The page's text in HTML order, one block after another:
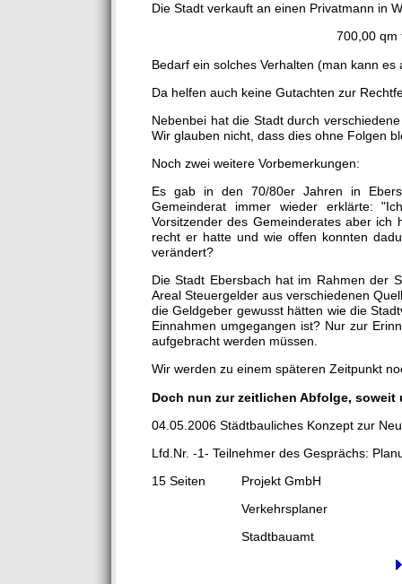
Die Stadt verkauft an einen Privatmann in
700,00 qm
Bedarf ein solches Verhalten (man kann
Da helfen auch keine Gutachten zur
Nebenbei hat die Stadt durch
Wir glauben nicht, dass dies ohne Folgen
Noch zwei weitere Vorbemerkungen:
Es gab in den 70/80er Jahren in
Gemeinderat immer wieder erklärte:
Vorsitzender des Gemeinderates aber
recht er hatte und wie offen konnten
verändert?
Die Stadt Ebersbach hat im Rahmen der
Areal Steuergelder aus verschiedenen
die Geldgeber gewusst hätten wie die
Einnahmen umgegangen ist? Nur zur
aufgebracht werden müssen.
Wir werden zu einem späteren Zeitpunkt
Doch nun zur zeitlichen Abfolge,
04.05.2006 Städtbauliches Konzept zur
Lfd.Nr. -1- Teilnehmer des Gesprächs:
15 Seiten Projekt GmbH
Verkehrsplaner
Stadtbauamt